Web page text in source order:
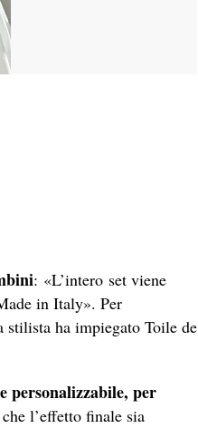
: «L’intero set viene
in Italy». Per
stilista ha impiegato Toile de
personalizzabile, per
l’effetto finale sia